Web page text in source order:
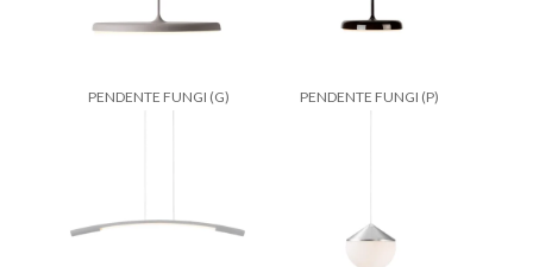
PENDENTE FUNGI (G) PENDENTE FUNGI (P)